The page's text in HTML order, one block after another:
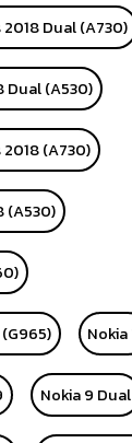
Dual (A730)
Dual (A530)
(A730)
(A530)
Nokia
Nokia 9 Dual